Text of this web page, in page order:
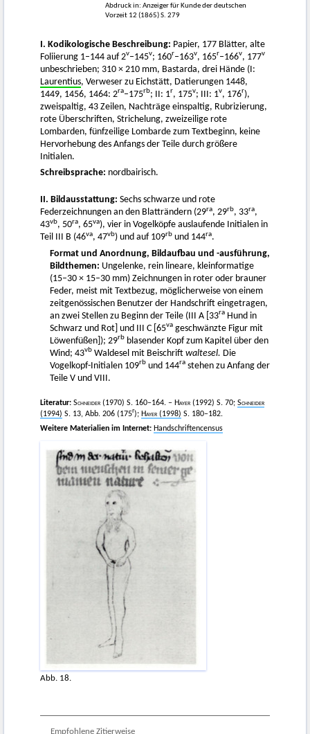
Abdruck in: Anzeiger für Kunde der deutschen
Vorzeit 12 (1865) S. 279
I. Kodikologische Beschreibung: Papier, 177 Blätter, alte
Foliierung 1–144 auf 2v–145v; 160r–163v, 165r–166v, 177v
unbeschrieben; 310 × 210 mm, Bastarda, drei Hände (I:
Laurentius, Verweser zu Eichstätt, Datierungen 1448,
1449, 1456, 1464: 2ra–175rb; II: 1r, 175v; III: 1v, 176r),
zweispaltig, 43 Zeilen, Nachträge einspaltig, Rubrizierung,
rote Überschriften, Strichelung, zweizeilige rote
Lombarden, fünfzeilige Lombarde zum Textbeginn, keine
Hervorhebung des Anfangs der Teile durch größere
Initialen.
Schreibsprache: nordbairisch.
II. Bildausstattung: Sechs schwarze und rote
Federzeichnungen an den Blatträndern (29ra, 29rb, 33ra,
43vb, 50ra, 65va), vier in Vogelköpfe auslaufende Initialen in
Teil III B (46va, 47vb) und auf 109rb und 144ra.
Format und Anordnung, Bildaufbau und -ausführung,
Bildthemen: Ungelenke, rein lineare, kleinformatige
(15–30 × 15–30 mm) Zeichnungen in roter oder brauner
Feder, meist mit Textbezug, möglicherweise von einem
zeitgenössischen Benutzer der Handschrift eingetragen,
an zwei Stellen zu Beginn der Teile (III A [33ra Hund in
Schwarz und Rot] und III C [65va geschwänzte Figur mit
Löwenfüßen]); 29rb blasender Kopf zum Kapitel über den
Wind; 43vb Waldesel mit Beischrift waltesel. Die
Vogelkopf-Initialen 109rb und 144ra stehen zu Anfang der
Teile V und VIII.
Literatur: Schneider (1970) S. 160–164. – Hayer (1992) S. 70; Schneider
(1994) S. 13, Abb. 206 (175r); Hayer (1998) S. 180–182.
Weitere Materialien im Internet: Handschriftencensus
Abb. 18.
Empfohlene Zitierweise